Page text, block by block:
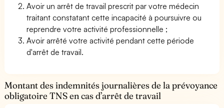
Avoir un arrêt de travail prescrit par votre médecin
traitant constatant cette incapacité à poursuivre ou
reprendre votre activité professionnelle ;
Avoir arrêté votre activité pendant cette période
d'arrêt de travail.
Montant des indemnités journalières de la prévoyance
obligatoire TNS en cas d’arrêt de travail